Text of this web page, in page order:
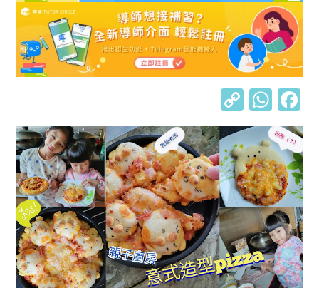
C
o
p
y
Li
n
k
W
h
at
s
A
p
p